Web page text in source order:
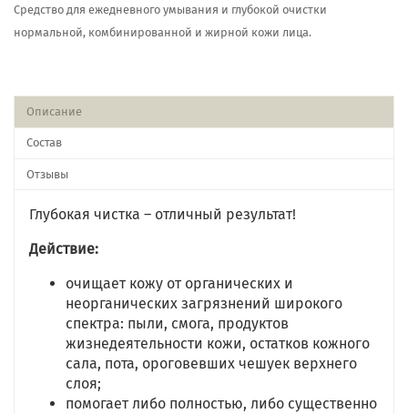
Средство для ежедневного умывания и глубокой очистки
нормальной, комбинированной и жирной кожи лица.
Описание
Состав
Отзывы
Глубокая чистка – отличный результат!
Действие:
очищает кожу от органических и
неорганических загрязнений широкого
спектра: пыли, смога, продуктов
жизнедеятельности кожи, остатков кожного
сала, пота, ороговевших чешуек верхнего
слоя;
помогает либо полностью, либо существенно